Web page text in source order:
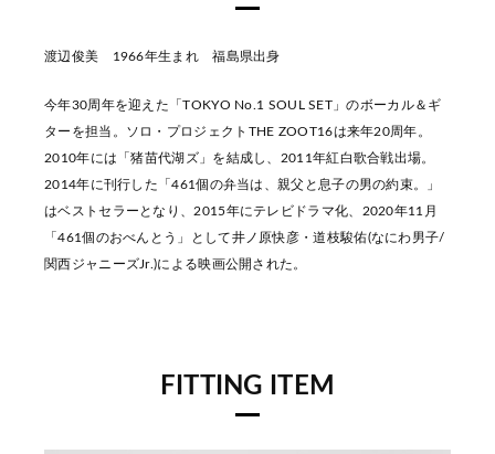
渡辺俊美 1966年生まれ 福島県出身
今年30周年を迎えた「TOKYO No.1 SOUL SET」のボーカル＆ギ
ターを担当。ソロ・プロジェクトTHE ZOOT16は来年20周年。
2010年には「猪苗代湖ズ」を結成し、2011年紅白歌合戦出場。
2014年に刊行した「461個の弁当は、親父と息子の男の約束。」
はベストセラーとなり、2015年にテレビドラマ化、2020年11月
「461個のおべんとう」として井ノ原快彦・道枝駿佑(なにわ男子/
関西ジャニーズJr.)による映画公開された。
FITTING ITEM